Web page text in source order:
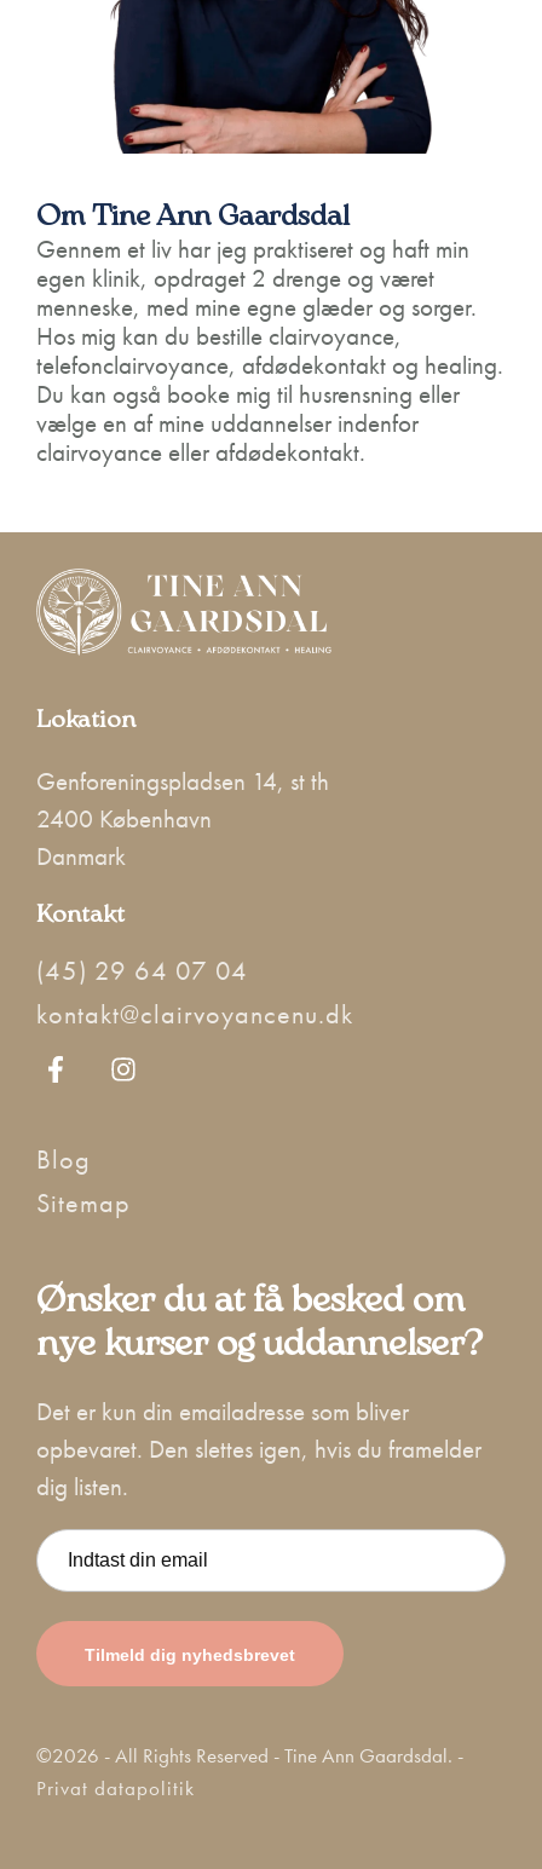
Om Tine Ann Gaardsdal
Gennem et liv har jeg praktiseret og haft min
egen klinik, opdraget 2 drenge og været
menneske, med mine egne glæder og sorger.
Hos mig kan du bestille clairvoyance,
telefonclairvoyance, afdødekontakt og healing.
Du kan også booke mig til husrensning eller
vælge en af mine uddannelser indenfor
clairvoyance eller afdødekontakt.
Kontakt
(45) 29 64 07 04
kontakt@clairvoyancenu.dk
Blog
Sitemap
Lokation
Genforeningspladsen 14, st th
2400 København
Danmark
Ønsker du at få besked om
nye kurser og uddannelser?
Det er kun din emailadresse som bliver
opbevaret. Den slettes igen, hvis du framelder
dig listen.
©2026 - All Rights Reserved - Tine Ann Gaardsdal. -
Privat datapolitik